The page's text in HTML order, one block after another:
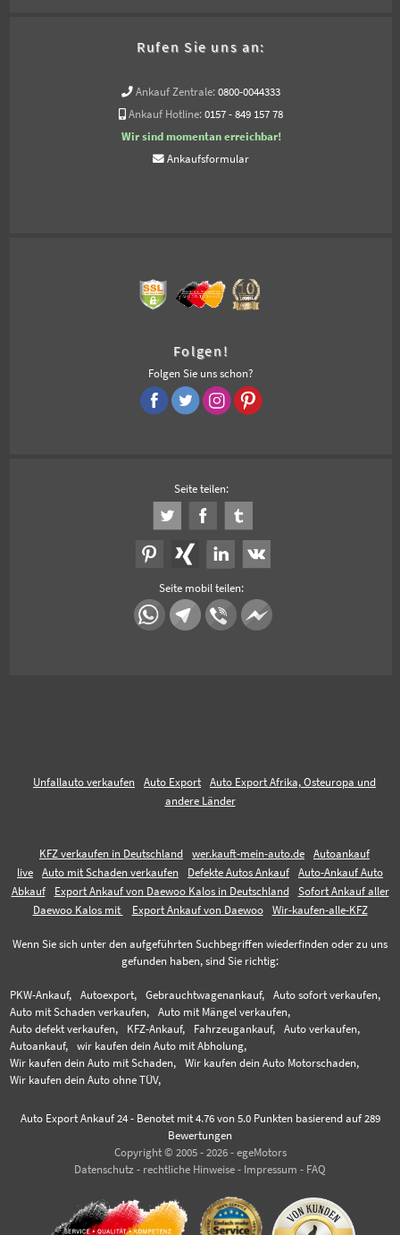
Rufen Sie uns an:
Ankauf Zentrale: 0800-0044333
Ankauf Hotline: 0157 - 849 157 78
Wir sind momentan erreichbar!
Ankaufsformular
Folgen!
Folgen Sie uns schon?
Seite teilen:
Seite mobil teilen:
Unfallauto verkaufen Auto Export
Auto Export Afrika, Osteuropa und
andere Länder
KFZ verkaufen in Deutschland wer.kauft-mein-auto.de
Autoankauf
live
Auto mit Schaden verkaufen Defekte Autos Ankauf
Auto-Ankauf Auto
Abkauf
Export Ankauf von Daewoo Kalos in Deutschland
Sofort Ankauf aller
Daewoo Kalos mit
Export Ankauf von Daewoo Wir-kaufen-alle-KFZ
Wenn Sie sich unter den aufgeführten Suchbegriffen wiederfinden oder zu uns
gefunden haben, sind Sie richtig:
PKW-Ankauf, Autoexport, Gebrauchtwagenankauf,
Auto sofort verkaufen,
Auto mit Schaden verkaufen,
Auto mit Mängel verkaufen,
Auto defekt verkaufen,
KFZ-Ankauf, Fahrzeugankauf,
Auto verkaufen,
Autoankauf,
wir kaufen dein Auto mit Abholung,
Wir kaufen dein Auto mit Schaden,
Wir kaufen dein Auto Motorschaden,
Wir kaufen dein Auto ohne TÜV,
Auto Export Ankauf 24- Benotet mit 4.76von 5.0 Punkten basierend auf 289
Bewertungen
Copyright © 2005 - 2026 - egeMotors
Datenschutz - rechtliche Hinweise - Impressum - FAQ